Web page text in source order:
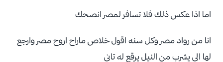
اما اذا عكس ذلك فلا تسافر لمصر انصحك
انا من رواد مصر وكل سنه اقول خلاص ماراح اروح مصر وارجع
لها الي يشرب من النيل يرقع له تاني